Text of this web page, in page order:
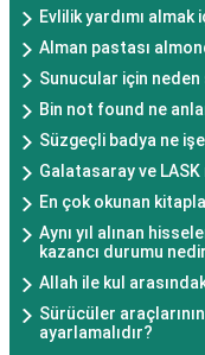
Evlilik yardımı
Alman pastası
Sunucular için
Bin not found ne
Süzgeçli badya ne
Galatasaray ve
En çok okunan
Aynı yıl alınan
kazancı durumu
Allah ile kul
Sürücüler
ayarlamalıdır?